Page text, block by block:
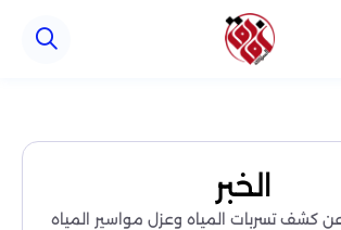
الخبر
كشف تسربات المياه وعزل مواسير المياه